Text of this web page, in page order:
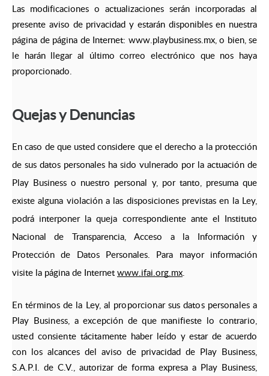
Las modificaciones o actualizaciones serán incorporadas al
presente aviso de privacidad y estarán disponibles en nuestra
página de página de Internet: www.playbusiness.mx, o bien, se
le harán llegar al último correo electrónico que nos haya
proporcionado.
Quejas y Denuncias
En caso de que usted considere que el derecho a la protección
de sus datos personales ha sido vulnerado por la actuación de
Play Business o nuestro personal y, por tanto, presuma que
existe alguna violación a las disposiciones previstas en la Ley,
podrá interponer la queja correspondiente ante el Instituto
Nacional de Transparencia, Acceso a la Información y
Protección de Datos Personales. Para mayor información
visite la página de Internet www.ifai.org.mx.
En términos de la Ley, al proporcionar sus datos personales a
Play Business, a excepción de que manifieste lo contrario,
usted consiente tácitamente haber leído y estar de acuerdo
con los alcances del aviso de privacidad de Play Business,
S.A.P.I. de C.V., autorizar de forma expresa a Play Business,